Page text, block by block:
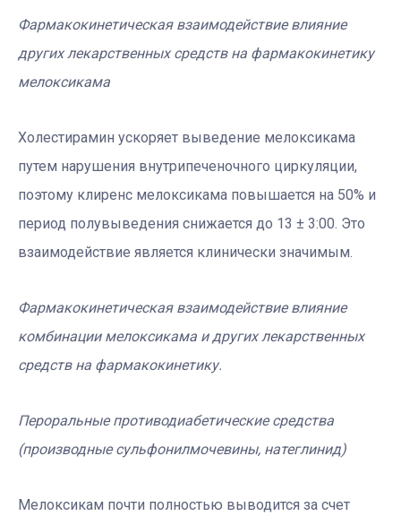
Фармакокинетическая взаимодействие влияние
других лекарственных средств на фармакокинетику
мелоксикама
Холестирамин ускоряет выведение мелоксикама
путем нарушения внутрипеченочного циркуляции,
поэтому клиренс мелоксикама повышается на 50% и
период полувыведения снижается до 13 ± 3:00. Это
взаимодействие является клинически значимым.
Фармакокинетическая взаимодействие влияние
комбинации мелоксикама и других лекарственных
средств на фармакокинетику.
Пероральные противодиабетические средства
(производные сульфонилмочевины, натеглинид)
Мелоксикам почти полностью выводится за счет